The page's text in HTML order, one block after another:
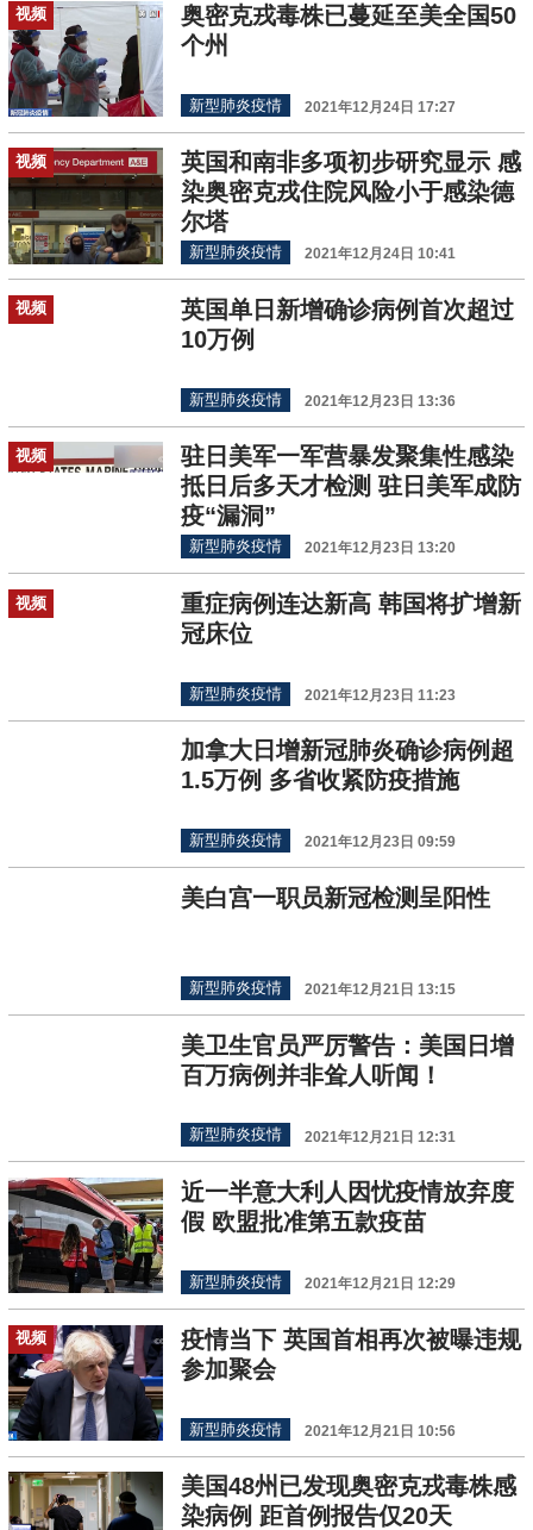
视频
奥密克戎毒株已蔓延至美全国50
个州
新型肺炎疫情 2021年12月24日 17:27
视频
英国和南非多项初步研究显示 感
染奥密克戎住院风险小于感染德
尔塔
新型肺炎疫情 2021年12月24日 10:41
视频
英国单日新增确诊病例首次超过
10万例
新型肺炎疫情 2021年12月23日 13:36
视频
驻日美军一军营暴发聚集性感染
抵日后多天才检测 驻日美军成防
疫“漏洞”
新型肺炎疫情 2021年12月23日 13:20
视频
重症病例连达新高 韩国将扩增新
冠床位
新型肺炎疫情 2021年12月23日 11:23
加拿大日增新冠肺炎确诊病例超
1.5万例 多省收紧防疫措施
新型肺炎疫情 2021年12月23日 09:59
美白宫一职员新冠检测呈阳性
新型肺炎疫情 2021年12月21日 13:15
美卫生官员严厉警告：美国日增
百万病例并非耸人听闻！
新型肺炎疫情 2021年12月21日 12:31
近一半意大利人因忧疫情放弃度
假 欧盟批准第五款疫苗
新型肺炎疫情 2021年12月21日 12:29
视频
疫情当下 英国首相再次被曝违规
参加聚会
新型肺炎疫情 2021年12月21日 10:56
美国48州已发现奥密克戎毒株感
染病例 距首例报告仅20天